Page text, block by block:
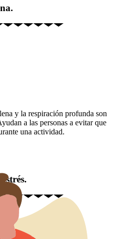
y la respiración profunda son
a las personas a evitar que
una actividad.